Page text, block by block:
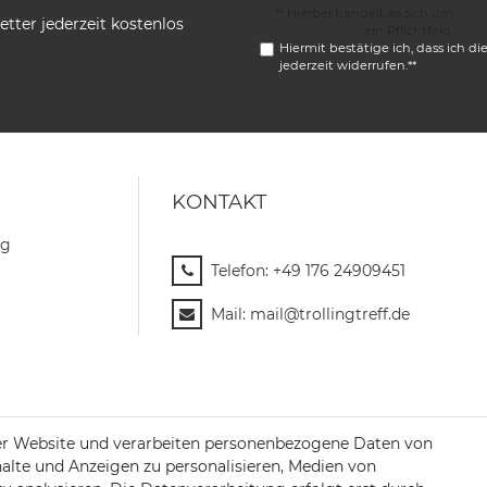
jederzeit kostenlos
Hiermit bestätige ich, dass ich die
jederzeit widerrufen.**
KONTAKT
Telefon: +49 176 24909451
Mail: mail@trollingtreff.de
Website und verarbeiten personenbezogene Daten von
und Anzeigen zu personalisieren, Medien von